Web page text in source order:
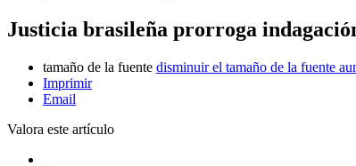
Justicia brasileña prorroga
tamaño de la fuente disminuir el tamaño de la fuente
Imprimir
Email
Valora este artículo